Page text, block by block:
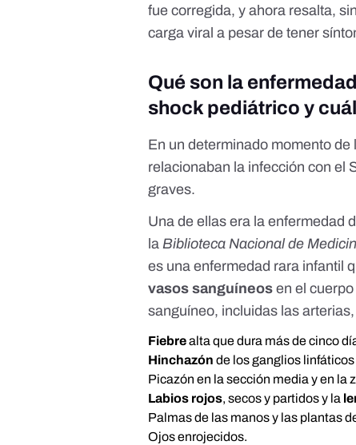
fue corregida, y ahora resalta,
carga viral a pesar de tener
Qué son la
shock pediátrico y
En un determinado momento
relacionaban la infección con el
graves.
Una de ellas era la enfermedad
laBiblioteca Nacional de
es una enfermedad rara infantil
vasos sanguíneosen el
sanguíneo, incluidas las
Fiebrealta que dura más de cinco
Hinchazónde los ganglios
Picazón en la sección media y en la
Labios rojos, secos y partidos y la
Palmas de las manos y las plantas
Ojos enrojecidos.